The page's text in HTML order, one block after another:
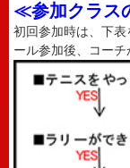
≪参加クラス
初回参加時は、下
ール参加後、コーチ